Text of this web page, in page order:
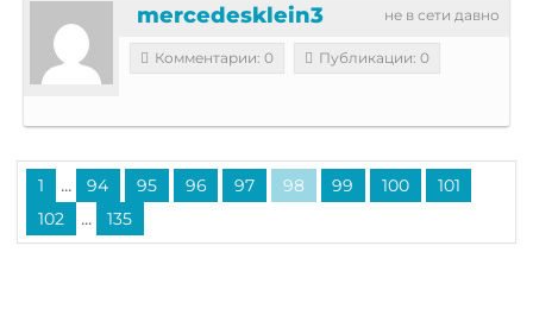
не в сети давно
mercedesklein3
Комментарии: 0 Публикации: 0
1 ... 94 95 96 97 98 99 100
101
102
... 135